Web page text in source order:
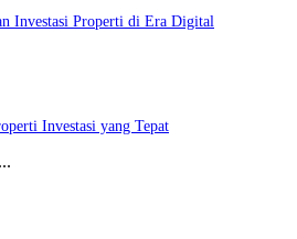
Investasi Properti di Era Digital
Investasi yang Tepat